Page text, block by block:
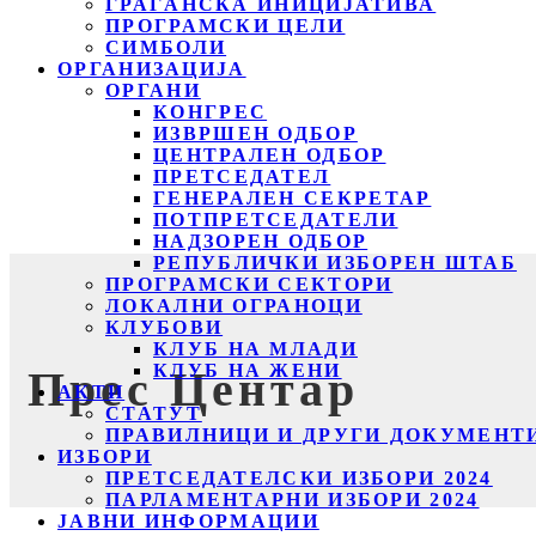
ГРАЃАНСКА ИНИЦИЈАТИВА
ПРОГРАМСКИ ЦЕЛИ
СИМБОЛИ
ОРГАНИЗАЦИЈА
ОРГАНИ
КОНГРЕС
ИЗВРШЕН ОДБОР
ЦЕНТРАЛЕН ОДБОР
ПРЕТСЕДАТЕЛ
ГЕНЕРАЛЕН СЕКРЕТАР
ПОТПРЕТСЕДАТЕЛИ
НАДЗОРЕН ОДБОР
РЕПУБЛИЧКИ ИЗБОРЕН ШТАБ
ПРОГРАМСКИ СЕКТОРИ
ЛОКАЛНИ ОГРАНОЦИ
КЛУБОВИ
КЛУБ НА МЛАДИ
КЛУБ НА ЖЕНИ
АКТИ
СТАТУТ
ПРАВИЛНИЦИ И ДРУГИ
ИЗБОРИ
ПРЕТСЕДАТЕЛСКИ ИЗБОРИ 2024
ПАРЛАМЕНТАРНИ ИЗБОРИ 2024
ЈАВНИ ИНФОРМАЦИИ
Прес Центар